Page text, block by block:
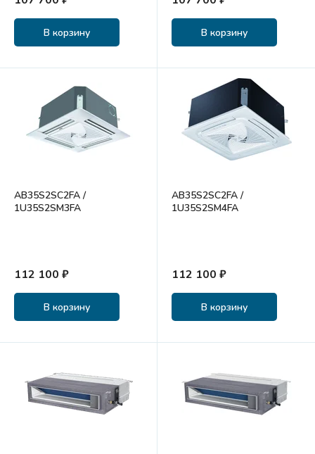
В корзину В корзину
AB35S2SC2FA /
1U35S2SM3FA
112 100 ₽
В корзину
AB35S2SC2FA /
1U35S2SM4FA
112 100 ₽
В корзину